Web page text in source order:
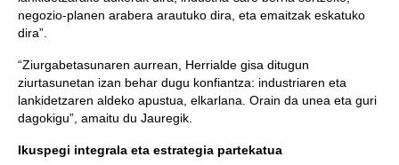
negozio-planen arabera arautuko dira, eta emaitzak eskatuko
dira”.
“Ziurgabetasunaren aurrean, Herrialde gisa ditugun
ziurtasunetan izan behar dugu konfiantza: industriaren eta
lankidetzaren aldeko apustua, elkarlana. Orain da unea eta guri
dagokigu”, amaitu du Jauregik.
Ikuspegi integrala eta estrategia partekatua